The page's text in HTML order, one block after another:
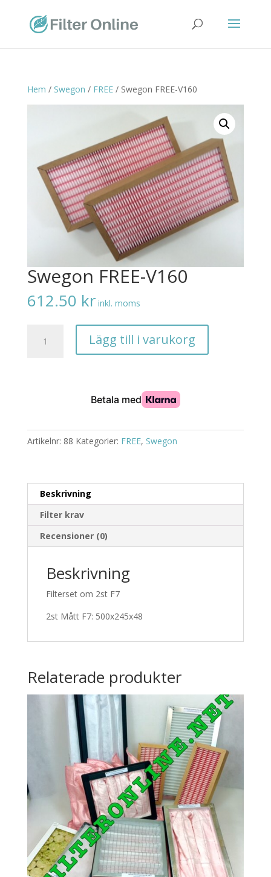
Hem / Swegon / FREE/ Swegon FREE-V160
Swegon FREE-V160
612.50 kr inkl. moms
FREE-
Lägg till i varukorg
Artikelnr: 88 Kategorier: FREE, Swegon
Beskrivning
Filter krav
Recensioner (0)
Beskrivning
Filterset om 2st F7
2st Mått F7: 500x245x48
Relaterade produkter